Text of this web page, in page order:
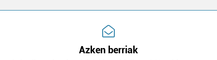
Azken berriak